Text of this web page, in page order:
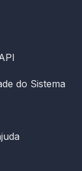
do Sistema